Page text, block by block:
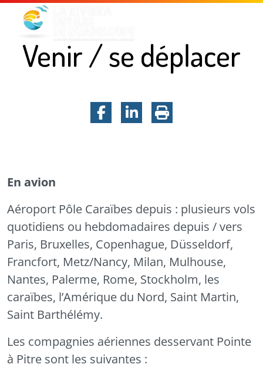
Menu principal
Contenu principal
Pied de page
Venir / se déplacer
Facebook
LinkedInImprimer la
Venir / se déplacer
En avion
Aéroport Pôle Caraïbes depuis : plusieurs vols
quotidiens ou hebdomadaires depuis / vers
Paris, Bruxelles, Copenhague, Düsseldorf,
Francfort, Metz/Nancy, Milan, Mulhouse,
Nantes, Palerme, Rome, Stockholm, les
caraïbes, l’Amérique du Nord, Saint Martin,
Saint Barthélémy.
Les compagnies aériennes desservant Pointe
à Pitre sont les suivantes :